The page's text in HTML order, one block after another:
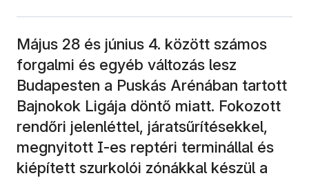
Május 28 és június 4. között számos
forgalmi és egyéb változás lesz
Budapesten a Puskás Arénában tartott
Bajnokok Ligája döntő miatt. Fokozott
rendőri jelenléttel, járatsűrítésekkel,
megnyitott I-es reptéri terminállal és
kiépített szurkolói zónákkal készül a